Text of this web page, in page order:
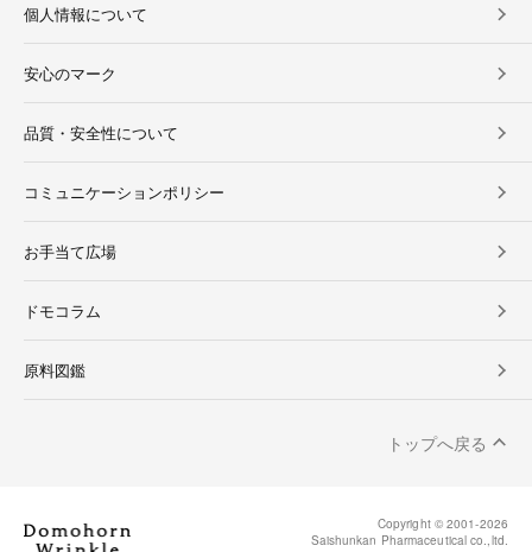
個人情報について
安心のマーク
品質・安全性について
コミュニケーションポリシー
お手当て広場
ドモコラム
原料図鑑
トップへ戻る
Copyright © 2001-2026
Saishunkan Pharmaceutical co.,ltd.